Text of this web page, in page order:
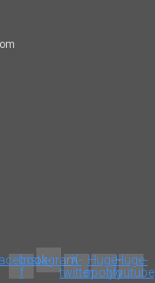
f
InstagramX-
twitter
Huge-
spotify
Huge-
youtube